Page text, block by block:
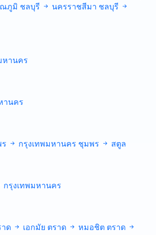
ณภูมิ ชลบุรี นครราชสีมา ชลบุรี
หานคร
านคร
กรุงเทพมหานคร ชุมพร สตูล
กรุงเทพมหานคร
ด เอกมัย ตราด หมอชิต ตราด